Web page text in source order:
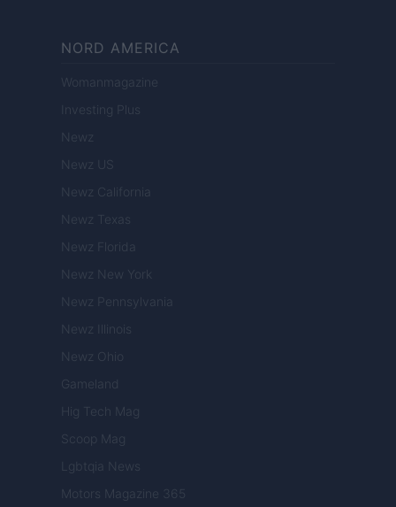
NORD AMERICA
Womanmagazine
Investing Plus
Newz
Newz US
Newz California
Newz Texas
Newz Florida
Newz New York
Newz Pennsylvania
Newz Illinois
Newz Ohio
Gameland
Hig Tech Mag
Scoop Mag
Lgbtqia News
Motors Magazine 365